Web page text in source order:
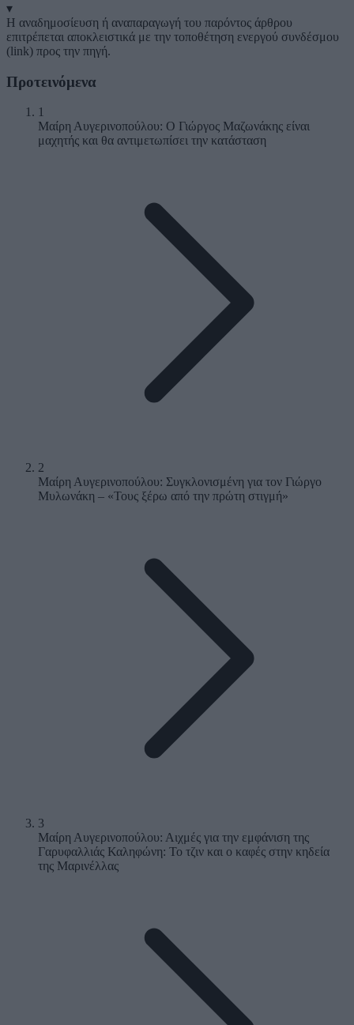
▾
Η αναδημοσίευση ή αναπαραγωγή του παρόντος άρθρου
επιτρέπεται αποκλειστικά με την τοποθέτηση ενεργού συνδέσμου
(link) προς την πηγή.
Προτεινόμενα
1
Μαίρη Αυγερινοπούλου: Ο Γιώργος Μαζωνάκης είναι
μαχητής και θα αντιμετωπίσει την κατάσταση
2
Μαίρη Αυγερινοπούλου: Συγκλονισμένη για τον Γιώργο
Μυλωνάκη – «Τους ξέρω από την πρώτη στιγμή»
3
Μαίρη Αυγερινοπούλου: Αιχμές για την εμφάνιση της
Γαρυφαλλιάς Καληφώνη: Το τζιν και ο καφές στην κηδεία
της Μαρινέλλας